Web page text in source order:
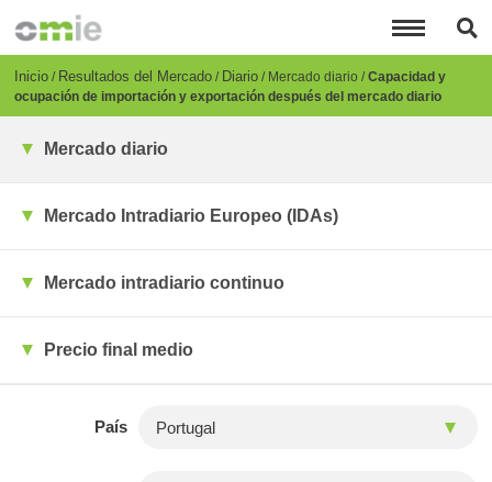
principal
Breadcrumb
Inicio Resultados del Mercado Diario Mercado diario Capacidad y
ocupación de importación y exportación después del mercado diario
Mercado diario
Mercado Intradiario Europeo (IDAs)
Mercado intradiario continuo
Precio final medio
País